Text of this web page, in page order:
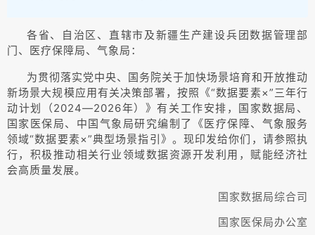
各省、自治区、直辖市及新疆生产建设兵团数据管理部
门、医疗保障局、气象局：
为贯彻落实党中央、国务院关于加快场景培育和开放推动
新场景大规模应用有关决策部署，按照《“数据要素×”三年行
动计划（2024—2026年）》有关工作安排，国家数据局、
国家医保局、中国气象局研究编制了《医疗保障、气象服务
领域“数据要素×”典型场景指引》。现印发给你们，请参照执
行，积极推动相关行业领域数据资源开发利用，赋能经济社
会高质量发展。
国家数据局综合司
国家医保局办公室